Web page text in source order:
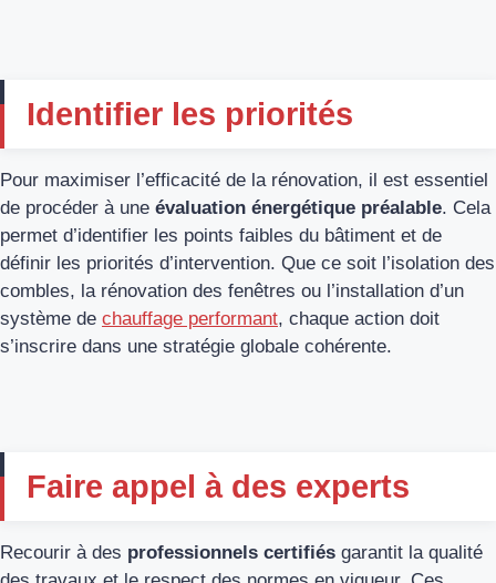
Identifier les priorités
Pour maximiser l’efficacité de la rénovation, il est essentiel
de procéder à une évaluation énergétique préalable. Cela
permet d’identifier les points faibles du bâtiment et de
définir les priorités d’intervention. Que ce soit l’isolation des
combles, la rénovation des fenêtres ou l’installation d’un
système de chauffage performant, chaque action doit
s’inscrire dans une stratégie globale cohérente.
Faire appel à des experts
Recourir à des professionnels certifiés garantit la qualité